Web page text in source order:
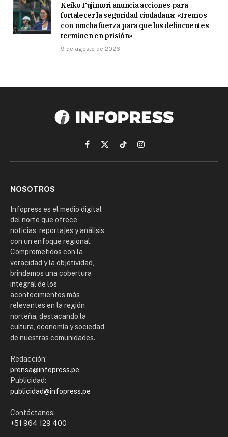
Keiko Fujimori anuncia acciones para
fortalecer la seguridad ciudadana: «Iremos
con mucha fuerza para que los delincuentes
terminen en prisión»
9 de agosto de 2026
Facebook
X
(Twitter)
TikTokInstagram
NOSOTROS
Infopress es el medio digital
del norte que ofrece
noticias, reportajes y análisis
con un enfoque regional.
Comprometidos con la
veracidad y la objetividad,
brindamos una cobertura
integral de los
acontecimientos más
relevantes en la región
norteña, destacando la
cultura, economía y sociedad
de nuestras comunidades.
Redacción:
prensa@infopress.pe
Publicidad:
publicidad@infopress.pe
Contáctanos:
+51 964 129 400